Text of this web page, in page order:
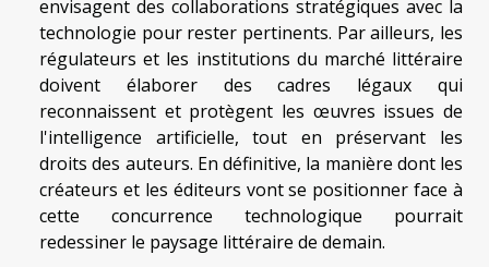
envisagent des collaborations stratégiques avec la
technologie pour rester pertinents. Par ailleurs, les
régulateurs et les institutions du marché littéraire
doivent élaborer des cadres légaux qui
reconnaissent et protègent les œuvres issues de
l'intelligence artificielle, tout en préservant les
droits des auteurs. En définitive, la manière dont les
créateurs et les éditeurs vont se positionner face à
cette concurrence technologique pourrait
redessiner le paysage littéraire de demain.